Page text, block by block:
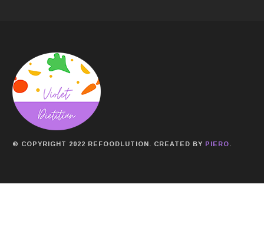
© COPYRIGHT 2022 REFOODLUTION. CREATED BY PIERO